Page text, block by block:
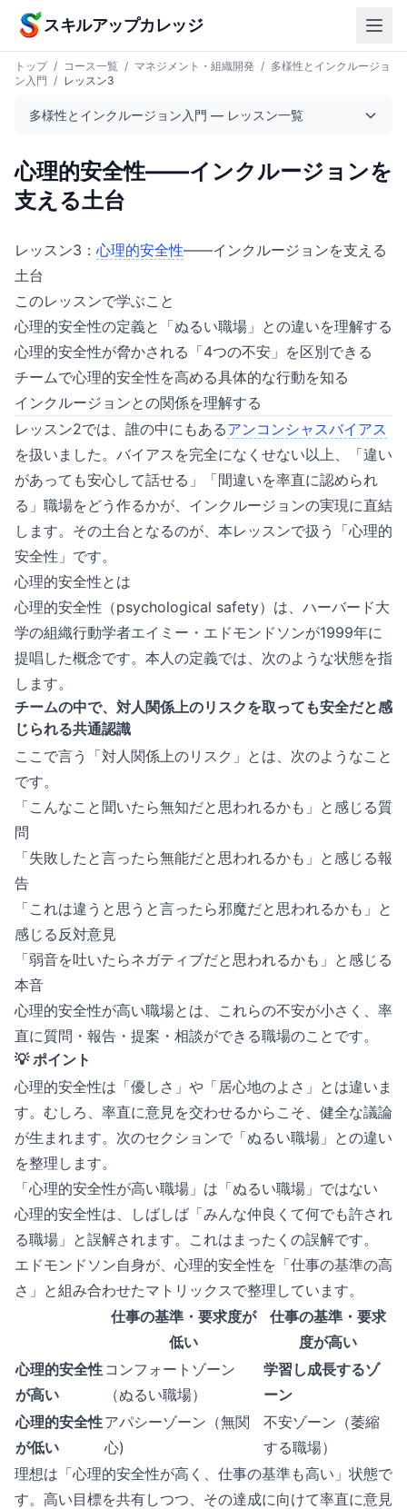
本文へスキップ
スキルアップカレッジ
トップ / コース一覧 / マネジメント・組織開発 / 多様性とインクルージョ
ン入門 / レッスン3
多様性とインクルージョン入門 — レッスン一覧
心理的安全性——インクルージョンを
支える土台
レッスン3： 心理的安全性——インクルージョンを支える
土台
このレッスンで学ぶこと
心理的安全性の定義と「ぬるい職場」との違いを理解する
心理的安全性が脅かされる「4つの不安」を区別できる
チームで心理的安全性を高める具体的な行動を知る
インクルージョンとの関係を理解する
レッスン2では、誰の中にもあるアンコンシャスバイアス
を扱いました。バイアスを完全になくせない以上、「違い
があっても安心して話せる」「間違いを率直に認められ
る」職場をどう作るかが、インクルージョンの実現に直結
します。その土台となるのが、本レッスンで扱う「心理的
安全性」です。
心理的安全性とは
心理的安全性（psychological safety）は、ハーバード大
学の組織行動学者エイミー・エドモンドソンが1999年に
提唱した概念です。本人の定義では、次のような状態を指
します。
チームの中で、対人関係上のリスクを取っても安全だと感
じられる共通認識
ここで言う「対人関係上のリスク」とは、次のようなこと
です。
「こんなこと聞いたら無知だと思われるかも」と感じる質
問
「失敗したと言ったら無能だと思われるかも」と感じる報
告
「これは違うと思うと言ったら邪魔だと思われるかも」と
感じる反対意見
「弱音を吐いたらネガティブだと思われるかも」と感じる
本音
心理的安全性が高い職場とは、これらの不安が小さく、率
直に質問・報告・提案・相談ができる職場のことです。
💡 ポイント
心理的安全性は「優しさ」や「居心地のよさ」とは違いま
す。むしろ、率直に意見を交わせるからこそ、健全な議論
が生まれます。次のセクションで「ぬるい職場」との違い
を整理します。
「心理的安全性が高い職場」は「ぬるい職場」ではない
心理的安全性は、しばしば「みんな仲良くて何でも許され
る職場」と誤解されます。これはまったくの誤解です。
エドモンドソン自身が、心理的安全性を「仕事の基準の高
さ」と組み合わせたマトリックスで整理しています。
仕事の基準・要求度が
低い
仕事の基準・要求
度が高い
心理的安全性
が高い
コンフォートゾーン
（ぬるい職場）
学習し成長するゾ
ーン
心理的安全性
が低い
アパシーゾーン（無関
心)
不安ゾーン（萎縮
する職場）
理想は「心理的安全性が高く、仕事の基準も高い」状態で
す。高い目標を共有しつつ、その達成に向けて率直に意見